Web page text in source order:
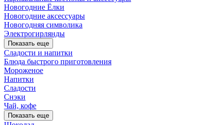
Новогодние Ёлки
Новогодние аксессуары
Новогодняя символика
Электрогирлянды
Показать еще
Сладости и напитки
Блюда быстрого приготовления
Мороженое
Напитки
Сладости
Снэки
Чай, кофе
Показать еще